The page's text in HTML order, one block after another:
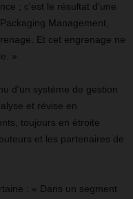
; c'est le résultat d'une
Management,
Et cet engrenage ne
»
d'un système de gestion
et révise en
toujours en étroite
et les partenaires de
: « Dans un segment